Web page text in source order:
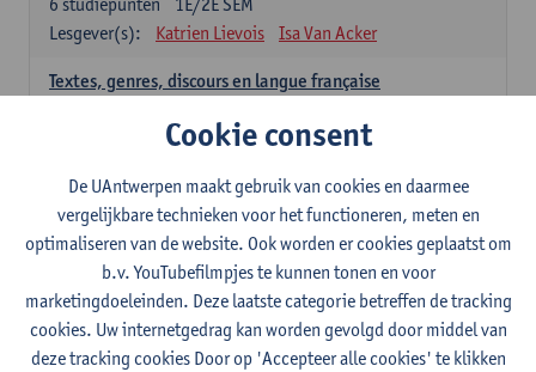
Lesgever(s):
Katrien Lievois Isa Van Acker
Textes, genres, discours en langue française
Kris Peeters
Spaans: verplichte opleidingsonderdelen
Gramática española 1
1E SEM
studiepunten
Lesgever(s):
Anne Verhaert
Gramática española 2
Cookie consent
De UAntwerpen maakt gebruik van cookies en daarmee
vergelijkbare technieken voor het functioneren, meten en
optimaliseren van de website. Ook worden er cookies geplaatst om
b.v. YouTubefilmpjes te kunnen tonen en voor
marketingdoeleinden. Deze laatste categorie betreffen de tracking
cookies. Uw internetgedrag kan worden gevolgd door middel van
deze tracking cookies Door op 'Accepteer alle cookies' te klikken